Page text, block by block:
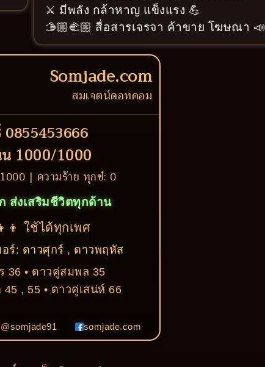
⚔️ มีพลัง กล้าหาญ แข็งแรง 💪
🫱🏼‍🫲🏼 สื่อสารเจรจา ค้าขาย โฆษณา 📣
Somjade.com
สมเจตน์ดอทคอม
0855453666
1000/1000
| ความร้าย ทุกข์: 0
ส่งเสริมชีวิตทุกด้าน
ใช้ได้ทุกเพศ
อร์: ดาวศุกร์ , ดาวพฤหัส
36 • ดาวคู่สมพล 35
, 55 • ดาวคู่เสน่ห์ 66
@somjade91 somjade.com